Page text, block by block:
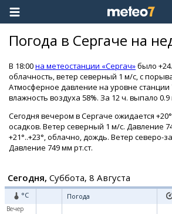
Погода в Сергаче на
В 18:00на метеостанции «Сергач»было
облачность, ветер северный 1 м/с, с
Атмосферное давление на уровне станции
влажность воздуха 58%. За 12 ч. выпало
Сегодня вечером в Сергаче ожидается
осадков. Ветер северный 1 м/с. Давление
+21°..+23°, облачно, дождь. Ветер северо-
Давление 749 мм рт.ст.
Сегодня, Суббота, 8 Августа
°C Погода
Вечер